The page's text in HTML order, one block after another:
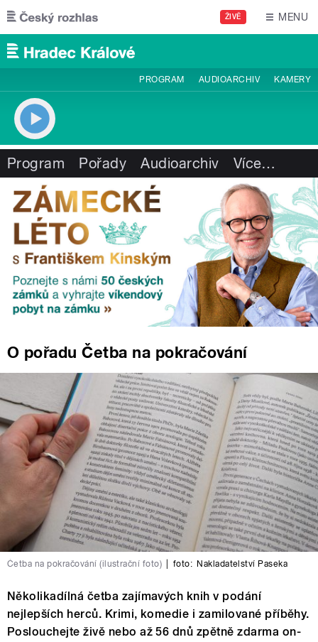
Přejít k hlavnímu obsahu
ŽIVĚ MENU
PROGRAM AUDIOARCHIV KAMERY
Program Pořady Audioarchiv Více…
O pořadu Četba na pokračování
Četba na pokračování (ilustrační foto) foto: Nakladatelství Paseka
Několikadílná četba zajímavých knih v podání
nejlepších herců. Krimi, komedie i zamilované příběhy.
Poslouchejte živě nebo až 56 dnů zpětně zdarma on-